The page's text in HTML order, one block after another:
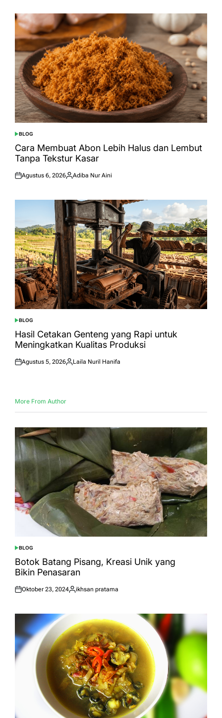
POSTED
IN
BLOG
Cara Membuat Abon Lebih Halus dan Lembut
Tanpa Tekstur Kasar
Posted
Agustus 6, 2026
Posted
Adiba Nur Aini
POSTED
IN
BLOG
Hasil Cetakan Genteng yang Rapi untuk
Meningkatkan Kualitas Produksi
Posted
Agustus 5, 2026
Posted
Laila Nuril Hanifa
More From Author
POSTED
IN
BLOG
Botok Batang Pisang, Kreasi Unik yang
Bikin Penasaran
Posted
Oktober 23, 2024
Posted
ikhsan pratama